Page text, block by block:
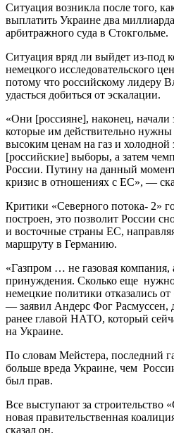
Ситуация возникла после того,
выплатить Украине два
арбитражного суда в Стокгольме.
Ситуация вряд ли выйдет из-под
немецкого исследовательского
потому что российскому лидеру
удасться добиться от эскалации.
«Они [россияне], наконец, начали
которые им действительно
высоким ценам на газ и
[российские] выборы, а затем
России. Путину на данный
кризис в отношениях с ЕС», —
Критики «Северного потока- 2»
построен, это позволит России
и восточные страны ЕС,
маршруту в Германию.
«Газпром … не газовая компания,
принуждения. Сколько еще нужно
немецкие политики отказались
— заявил Андерс Фог Расмуссен,
ранее главой НАТО, который
на Украине.
По словам Мейстера, последний
больше вреда Украине, чем
был прав.
Все выступают за строительство
новая правительственная
сказал он.